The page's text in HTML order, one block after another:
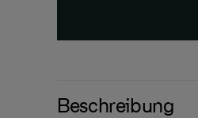
Beschreibung